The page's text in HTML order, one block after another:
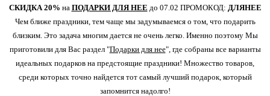
СКИДКА 20% на ПОДАРКИ ДЛЯ НЕЕ до 07.02 ПРОМОКОД: ДЛЯНЕЕ
Чем ближе праздники, тем чаще мы задумываемся о том, что подарить
близким. Это задача многим дается не очень легко. Именно поэтому Мы
приготовили для Вас раздел "Подарки для нее", где собраны все варианты
идеальных подарков на предстоящие праздники! Множество товаров,
среди которых точно найдется тот самый лучший подарок, который
запомнится надолго!